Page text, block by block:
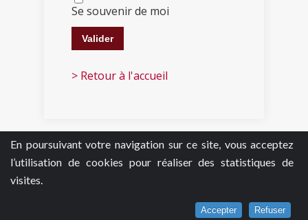
En poursuivant votre navigation sur ce site, vous acceptez
l’utilisation de cookies pour réaliser des statistiques de
visites.
Accepter Refuser
Se souvenir de moi
> Retour à l'accueil